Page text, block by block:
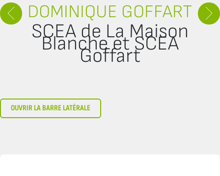
DOMINIQUE GOFFART
SCEA de La Maison
Blanche et SCEA
Goffart
OUVRIR LA BARRE LATÉRALE